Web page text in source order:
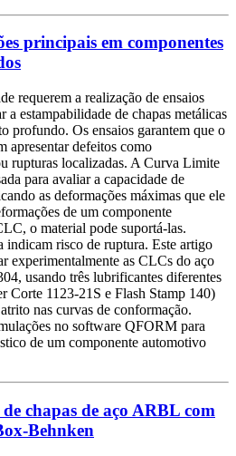
principais em componentes
requerem a realização de ensaios
a estampabilidade de chapas metálicas
profundo. Os ensaios garantem que o
apresentar defeitos como
rupturas localizadas. A Curva Limite
para avaliar a capacidade de
as deformações máximas que ele
de um componente
o material pode suportá-las.
indicam risco de ruptura. Este artigo
experimentalmente as CLCs do aço
usando três lubrificantes diferentes
Corte 1123-21S e Flash Stamp 140)
nas curvas de conformação.
no software QFORM para
de um componente automotivo
chapas de aço ARBL com
Behnken